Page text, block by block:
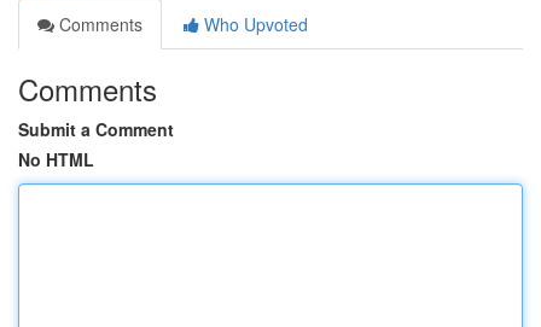
Comments
Who Upvoted
Comments
Submit a Comment
No HTML